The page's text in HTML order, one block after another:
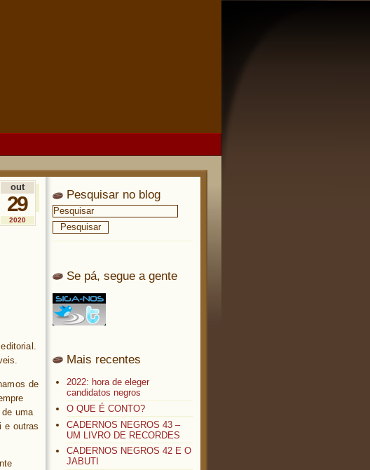
out
29
2020
de
uma
e outras
Pesquisar no blog
Se pá, segue a gente
Mais recentes
2022: hora de eleger
candidatos negros
O QUE É CONTO?
CADERNOS NEGROS 43 –
UM LIVRO DE RECORDES
CADERNOS NEGROS 42 E O
JABUTI